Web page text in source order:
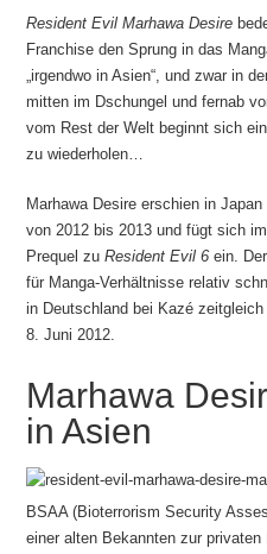
Resident Evil Marhawa Desire
Franchise den Sprung in das
„irgendwo in Asien“, und zwar in
mitten im Dschungel und fernab
vom Rest der Welt beginnt sich
zu wiederholen…
Marhawa Desire erschien in
von 2012 bis 2013 und fügt sich
Prequel zuResident Evil 6 ein.
für Manga-Verhältnisse relativ
in Deutschland bei Kazé
8. Juni 2012.
Marhawa
in Asien
BSAA (Bioterrorism Security
einer alten Bekannten zur